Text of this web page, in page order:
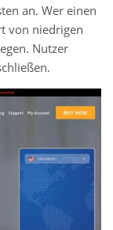
an. Wer einen
von niedrigen
Nutzer